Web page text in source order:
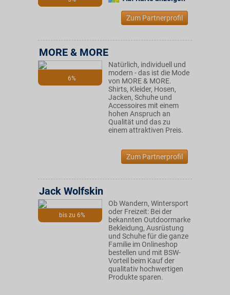
Zum Partnerprofil
6%
MORE & MORE
Natürlich, individuell und
modern - das ist die Mode
von MORE & MORE.
Shirts, Kleider, Hosen,
Jacken, Schuhe und
Accessoires mit einem
hohen Anspruch an
Qualität und das zu
einem attraktiven Preis.
Zum Partnerprofil
bis zu 6%
Jack Wolfskin
Ob Wandern, Wintersport
oder Freizeit: Bei der
bekannten Outdoormarke
Bekleidung, Ausrüstung
und Schuhe für die ganze
Familie im Onlineshop
bestellen und mit BSW-
Vorteil beim Kauf der
qualitativ hochwertigen
Produkte sparen.